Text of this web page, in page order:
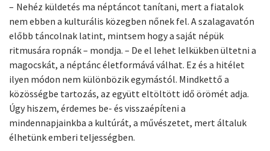
– Nehéz küldetés ma néptáncot tanítani, mert a fiatalok
nem ebben a kulturális közegben nőnek fel. A szalagavatón
előbb táncolnak latint, mintsem hogy a saját népük
ritmusára ropnák – mondja. – De el lehet lelkükben ültetni a
magocskát, a néptánc életformává válhat. Ez és a hitélet
ilyen módon nem különbözik egymástól. Mindkettő a
közösségbe tartozás, az együtt eltöltött idő örömét adja.
Úgy hiszem, érdemes be- és visszaépíteni a
mindennapjainkba a kultúrát, a művészetet, mert általuk
élhetünk emberi teljességben.